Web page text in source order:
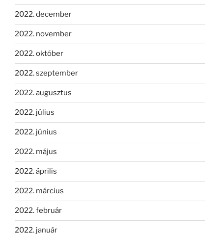
2022. december
2022. november
2022. október
2022. szeptember
2022. augusztus
2022. július
2022. június
2022. május
2022. április
2022. március
2022. február
2022. január